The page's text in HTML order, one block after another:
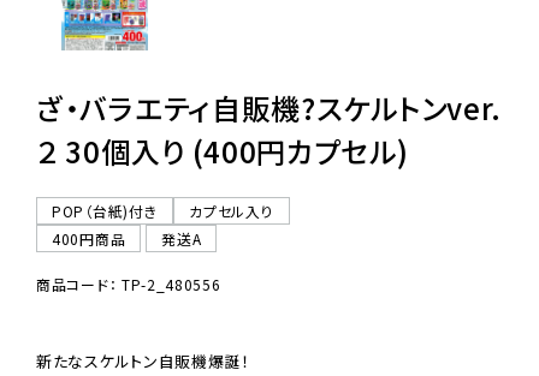
06-6282-7659
ざ・バラエティ自販機?スケルトンver.
２ 30個入り (400円カプセル)
POP（台紙)付き
カプセル入り
400円商品
発送A
商品コード： TP-2_480556
新たなスケルトン自販機爆誕！